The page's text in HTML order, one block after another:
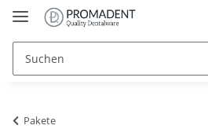
Pakete